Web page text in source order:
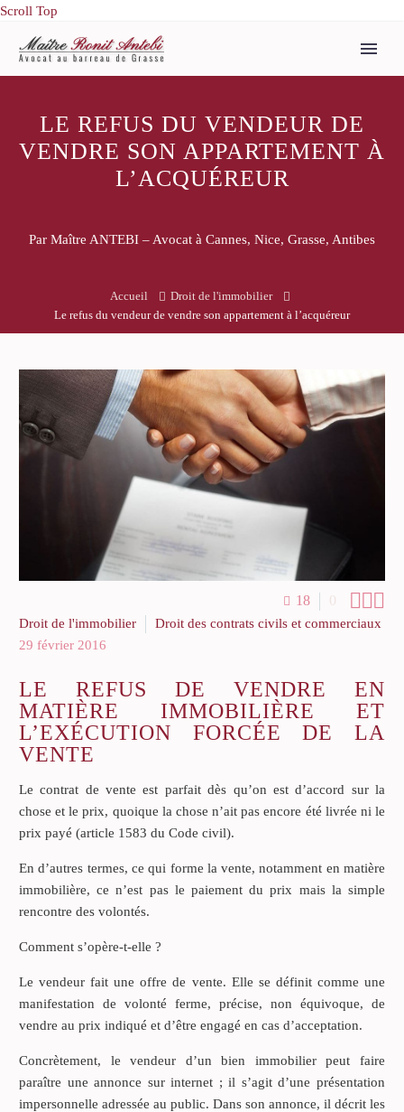
Scroll Top
LE REFUS DU VENDEUR DE
VENDRE SON APPARTEMENT À
L’ACQUÉREUR
Par Maître ANTEBI – Avocat à Cannes, Nice, Grasse, Antibes
Accueil
Droit de l'immobilier
Le refus du vendeur de vendre son appartement à l’acquéreur
18 0 
Droit de l'immobilier
Droit des contrats civils et commerciaux
29 février 2016
LE REFUS DE VENDRE EN
MATIÈRE IMMOBILIÈRE ET
L’EXÉCUTION FORCÉE DE LA
VENTE
Le contrat de vente est parfait dès qu’on est d’accord sur la
chose et le prix, quoique la chose n’ait pas encore été livrée ni le
prix payé (article 1583 du Code civil).
En d’autres termes, ce qui forme la vente, notamment en matière
immobilière, ce n’est pas le paiement du prix mais la simple
rencontre des volontés.
Comment s’opère-t-elle ?
Le vendeur fait une offre de vente. Elle se définit comme une
manifestation de volonté ferme, précise, non équivoque, de
vendre au prix indiqué et d’être engagé en cas d’acceptation.
Concrètement, le vendeur d’un bien immobilier peut faire
paraître une annonce sur internet ; il s’agit d’une présentation
impersonnelle adressée au public. Dans son annonce, il décrit les